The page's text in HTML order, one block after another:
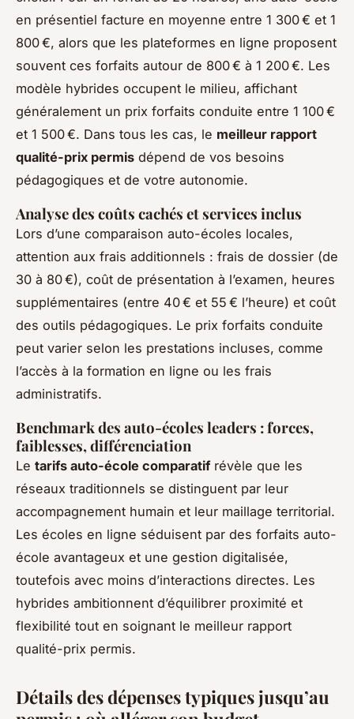
en présentiel facture en moyenne entre 1 300 € et 1
800 €, alors que les plateformes en ligne proposent
souvent ces forfaits autour de 800 € à 1 200 €. Les
modèle hybrides occupent le milieu, affichant
généralement un prix forfaits conduite entre 1 100 €
et 1 500 €. Dans tous les cas, le meilleur rapport
qualité-prix permis dépend de vos besoins
pédagogiques et de votre autonomie.
Analyse des coûts cachés et services inclus
Lors d’une comparaison auto-écoles locales,
attention aux frais additionnels : frais de dossier (de
30 à 80 €), coût de présentation à l’examen, heures
supplémentaires (entre 40 € et 55 € l’heure) et coût
des outils pédagogiques. Le prix forfaits conduite
peut varier selon les prestations incluses, comme
l’accès à la formation en ligne ou les frais
administratifs.
Benchmark des auto-écoles leaders : forces,
faiblesses, différenciation
Le tarifs auto-école comparatifrévèle que les
réseaux traditionnels se distinguent par leur
accompagnement humain et leur maillage territorial.
Les écoles en ligne séduisent par des forfaits auto-
école avantageux et une gestion digitalisée,
toutefois avec moins d’interactions directes. Les
hybrides ambitionnent d’équilibrer proximité et
flexibilité tout en soignant le meilleur rapport
qualité-prix permis.
Détails des dépenses typiques jusqu’au